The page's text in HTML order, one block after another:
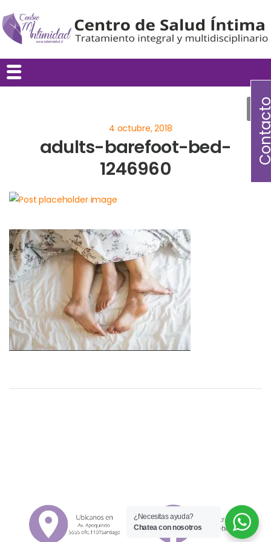
adults-barefoot-bed-
1246960
¿Necesitas ayuda?
Chatea con nosotros